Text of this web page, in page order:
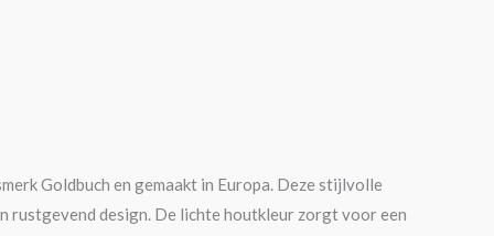
Goldbuch en gemaakt in Europa. Deze stijlvolle
design. De lichte houtkleur zorgt voor een